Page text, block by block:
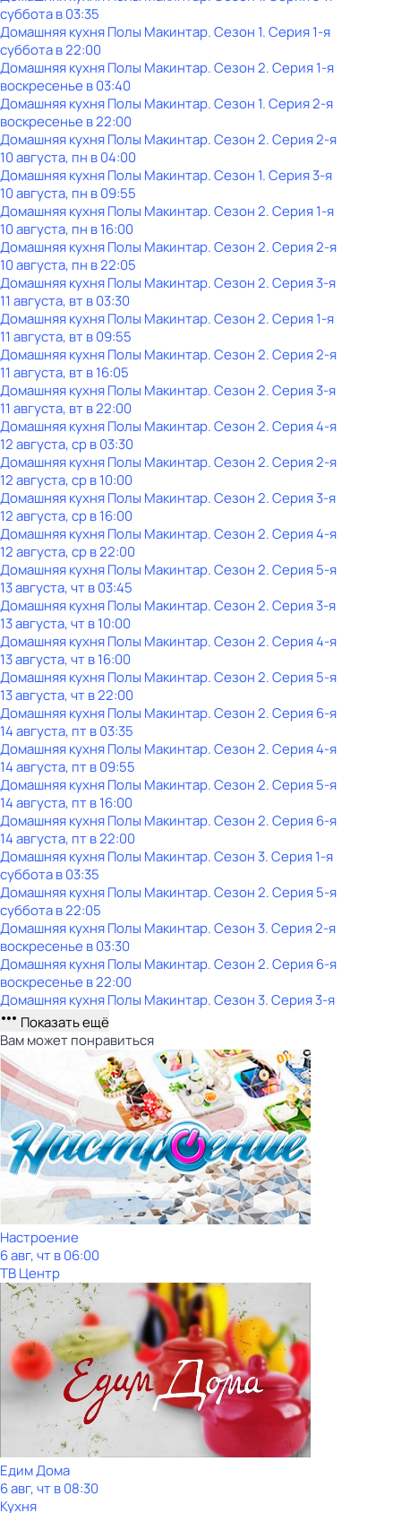
субботав03:35
Домашняя кухня Полы Макинтар. Сезон 1. Серия 1-я
субботав22:00
Домашняя кухня Полы Макинтар. Сезон 2. Серия 1-я
воскресенье в03:40
Домашняя кухня Полы Макинтар. Сезон 1. Серия 2-я
воскресенье в22:00
Домашняя кухня Полы Макинтар. Сезон 2. Серия 2-я
10 августа, пн в 04:00
Домашняя кухня Полы Макинтар. Сезон 1. Серия 3-я
10 августа, пн в 09:55
Домашняя кухня Полы Макинтар. Сезон 2. Серия 1-я
10 августа, пн в 16:00
Домашняя кухня Полы Макинтар. Сезон 2. Серия 2-я
10 августа, пн в 22:05
Домашняя кухня Полы Макинтар. Сезон 2. Серия 3-я
11 августа, вт в 03:30
Домашняя кухня Полы Макинтар. Сезон 2. Серия 1-я
11 августа, вт в 09:55
Домашняя кухня Полы Макинтар. Сезон 2. Серия 2-я
11 августа, вт в 16:05
Домашняя кухня Полы Макинтар. Сезон 2. Серия 3-я
11 августа, вт в 22:00
Домашняя кухня Полы Макинтар. Сезон 2. Серия 4-я
12 августа, ср в 03:30
Домашняя кухня Полы Макинтар. Сезон 2. Серия 2-я
12 августа, ср в 10:00
Домашняя кухня Полы Макинтар. Сезон 2. Серия 3-я
12 августа, ср в 16:00
Домашняя кухня Полы Макинтар. Сезон 2. Серия 4-я
12 августа, ср в 22:00
Домашняя кухня Полы Макинтар. Сезон 2. Серия 5-я
13 августа, чт в 03:45
Домашняя кухня Полы Макинтар. Сезон 2. Серия 3-я
13 августа, чт в 10:00
Домашняя кухня Полы Макинтар. Сезон 2. Серия 4-я
13 августа, чт в 16:00
Домашняя кухня Полы Макинтар. Сезон 2. Серия 5-я
13 августа, чт в 22:00
Домашняя кухня Полы Макинтар. Сезон 2. Серия 6-я
14 августа, пт в 03:35
Домашняя кухня Полы Макинтар. Сезон 2. Серия 4-я
14 августа, пт в 09:55
Домашняя кухня Полы Макинтар. Сезон 2. Серия 5-я
14 августа, пт в 16:00
Домашняя кухня Полы Макинтар. Сезон 2. Серия 6-я
14 августа, пт в 22:00
Домашняя кухня Полы Макинтар. Сезон 3. Серия 1-я
субботав03:35
Домашняя кухня Полы Макинтар. Сезон 2. Серия 5-я
субботав22:05
Домашняя кухня Полы Макинтар. Сезон 3. Серия 2-я
воскресенье в03:30
Домашняя кухня Полы Макинтар. Сезон 2. Серия 6-я
воскресенье в22:00
Домашняя кухня Полы Макинтар. Сезон 3. Серия 3-я
Показать ещё
Вам может понравиться
Настроение
6 авг, чт в 06:00
ТВ Центр
Едим Дома
6 авг, чт в 08:30
Кухня